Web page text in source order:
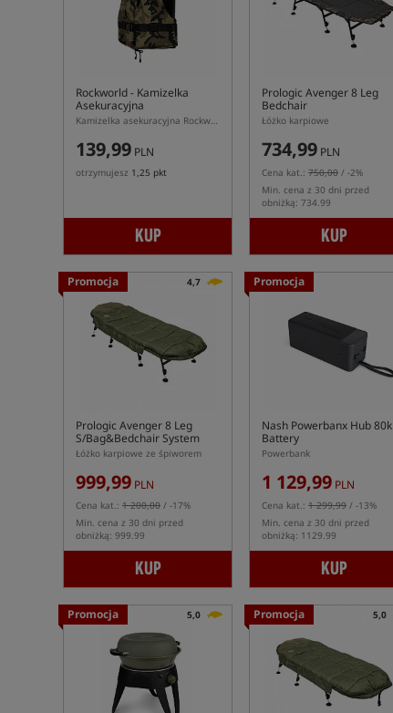
Rockworld- Kamizelka
Asekuracyjna
Kamizelka asekuracyjna Rockworld w kolorze kamuflażu
139,99 PLN
otrzymujesz 1,25 pkt
KUP
Prologic Avenger 8 Leg
Bedchair
Łóżko karpiowe
734,99 PLN
Cena kat.: 750,00 / -2%
Min. cena z 30 dni przed
obniżką: 734.99
KUP
Promocja 4,7
Prologic Avenger 8 Leg
S/Bag&Bedchair System
Łóżko karpiowe ze śpiworem
999,99 PLN
Cena kat.: 1 200,00 / -17%
Min. cena z 30 dni przed
obniżką: 999.99
KUP
Promocja
Nash Powerbanx Hub 80k
Battery
Powerbank
1 129,99 PLN
Cena kat.: 1 299,99 / -13%
Min. cena z 30 dni przed
obniżką: 1129.99
KUP
Promocja 5,0 Promocja 5,0